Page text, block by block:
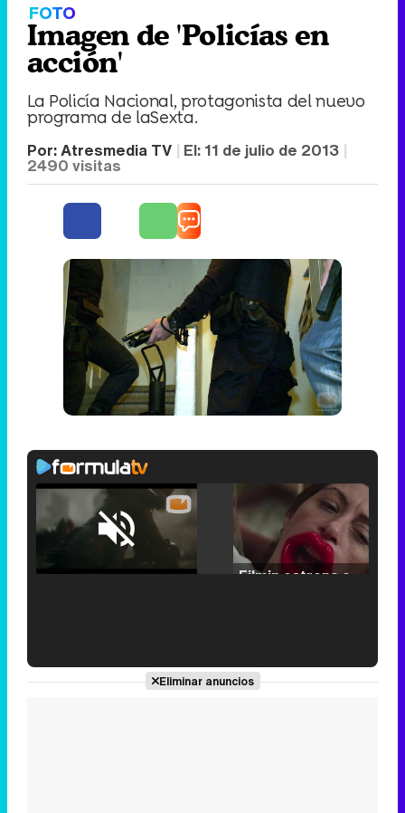
FOTO
Imagen de 'Policías en
acción'
La Policía Nacional, protagonista del nuevo
programa de laSexta.
Por:Atresmedia TV El: 11 de julio de 2013
2490 visitas
Unmute /
'120 Minutos' celebra sus 2.000 programas en Telemadrid con un vídeo del día a día en la redacción
Eliminar anuncios